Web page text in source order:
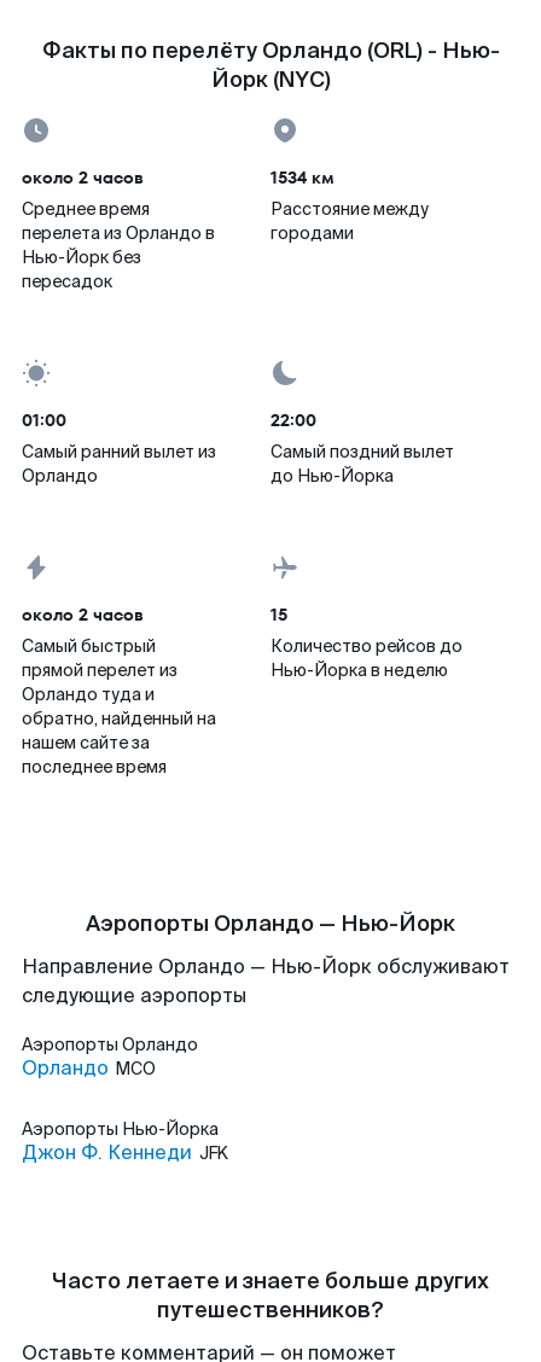
Факты по перелёту Орландо (ORL) - Нью-
Йорк (NYC)
около 2 часов
Среднее время
перелета из Орландо в
Нью-Йорк без
пересадок
1534 км
Расстояние между
городами
01:00
Самый ранний вылет из
Орландо
22:00
Самый поздний вылет
до Нью-Йорка
около 2 часов
Самый быстрый
прямой перелет из
Орландо туда и
обратно, найденный на
нашем сайте за
последнее время
15
Количество рейсов до
Нью-Йорка в неделю
Аэропорты Орландо — Нью-Йорк
Направление Орландо — Нью-Йорк обслуживают
следующие аэропорты
Аэропорты Орландо
Орландо MCO
Аэропорты Нью-Йорка
Джон Ф. Кеннеди JFK
Часто летаете и знаете больше других
путешественников?
Оставьте комментарий — он поможет